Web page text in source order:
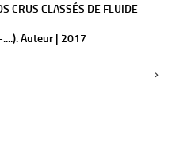
CRUS CLASSÉS DE FLUIDE
Auteur | 2017